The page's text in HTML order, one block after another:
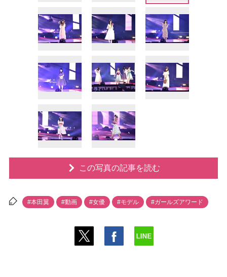
この写真の記事を読む
#本田翼 #動画 #女優 #モデル #ガールズアワード